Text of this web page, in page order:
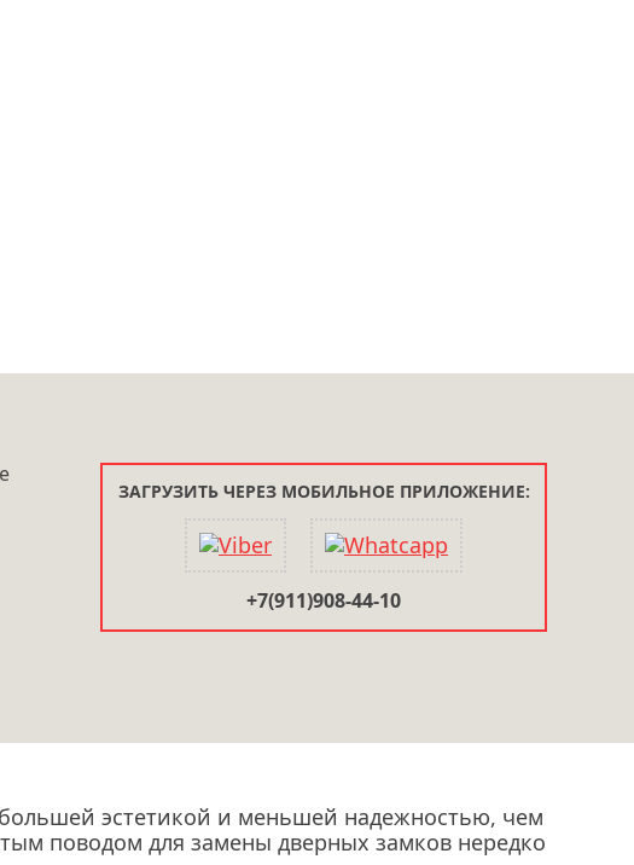
ЗАГРУЗИТЬ ЧЕРЕЗ МОБИЛЬНОЕ ПРИЛОЖЕНИЕ:
+7(911)908-44-10
эстетикой и меньшей надежностью, чем
поводом для замены дверных замков нередко